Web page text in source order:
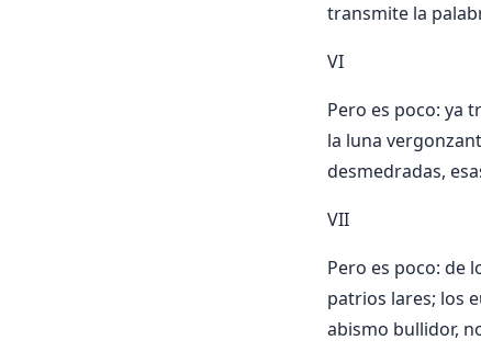
transmite la
VI
Pero es poco: ya
la luna
desmedradas,
VII
Pero es poco: de
patrios lares; los
abismo bullidor,